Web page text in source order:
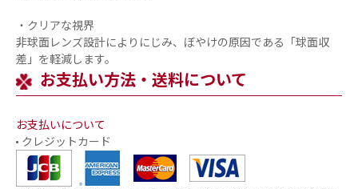
・クリアな視界
非球面レンズ設計によりにじみ、ぼやけの原因である「球面収
差」を軽減します。
お支払い方法・送料について
お支払いについて
クレジットカード